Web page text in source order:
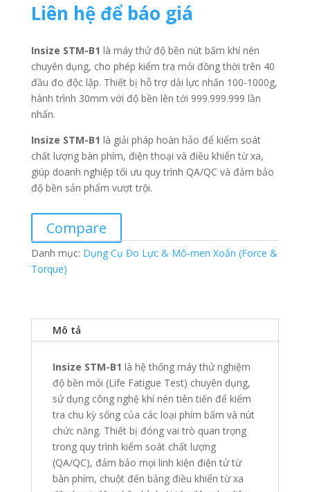
Liên hệ để báo giá
Insize STM-B1 là máy thử độ bền nút bấm khí nén
chuyên dụng, cho phép kiểm tra mỏi đồng thời trên 40
đầu đo độc lập. Thiết bị hỗ trợ dải lực nhấn 100-1000g,
hành trình 30mm với độ bền lên tới 999.999.999 lần
nhấn.
Insize STM-B1 là giải pháp hoàn hảo để kiểm soát
chất lượng bàn phím, điện thoại và điều khiển từ xa,
giúp doanh nghiệp tối ưu quy trình QA/QC và đảm bảo
độ bền sản phẩm vượt trội.
Compare
Danh mục: Dụng Cụ Đo Lực & Mô-men Xoắn (Force &
Torque)
Mô tả
Insize STM-B1 là hệ thống máy thử nghiệm
độ bền mỏi (Life Fatigue Test) chuyên dụng,
sử dụng công nghệ khí nén tiên tiến để kiểm
tra chu kỳ sống của các loại phím bấm và nút
chức năng. Thiết bị đóng vai trò quan trọng
trong quy trình kiểm soát chất lượng
(QA/QC), đảm bảo mọi linh kiện điện tử từ
bàn phím, chuột đến bảng điều khiển từ xa